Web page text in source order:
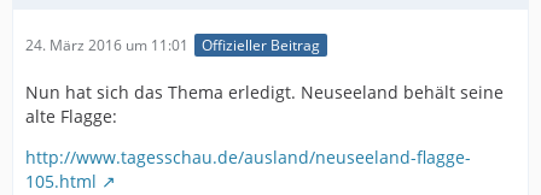
24. März 2016 um 11:01 Offizieller Beitrag
Nun hat sich das Thema erledigt. Neuseeland behält seine
alte Flagge:
http://www.tagesschau.de/ausland/neuseeland-flagge-
105.html